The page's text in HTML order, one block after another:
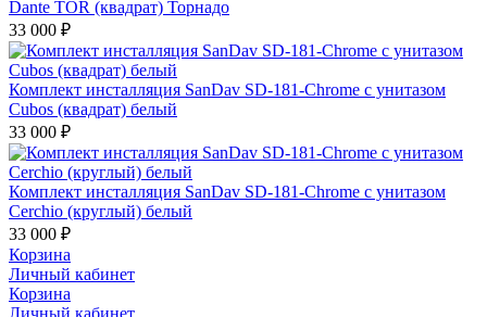
Dante TOR (квадрат) Торнадо
33 000 ₽
Комплект инсталляция SanDav SD-181-Chrome с унитазом
Cubos (квадрат) белый
33 000 ₽
Комплект инсталляция SanDav SD-181-Chrome с унитазом
Cerchio (круглый) белый
33 000 ₽
Корзина
Личный кабинет
Корзина
Личный кабинет